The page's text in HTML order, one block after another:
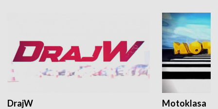
DrajW Motoklasa